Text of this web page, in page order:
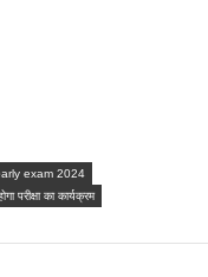
exam 2024
परीक्षा का कार्यक्रम